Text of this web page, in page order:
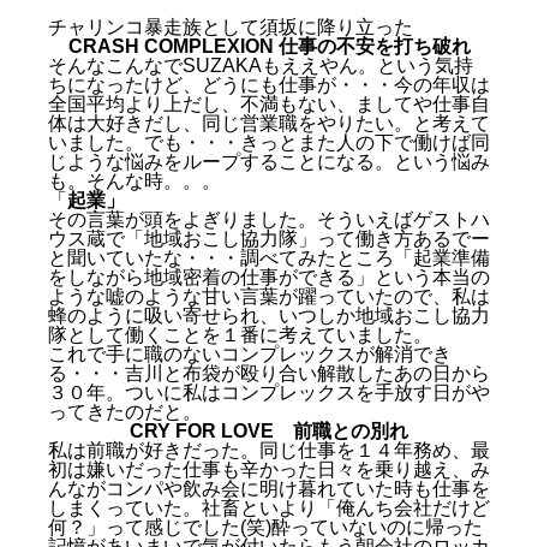
チャリンコ暴走族として須坂に降り立った
CRASH COMPLEXION 仕事の不安を打ち破れ
そんなこんなでSUZAKAもええやん。という気持
ちになったけど、どうにも仕事が・・・今の年収は
全国平均より上だし、不満もない、ましてや仕事自
体は大好きだし、同じ営業職をやりたい。と考えて
いました。でも・・・きっとまた人の下で働けば同
じような悩みをループすることになる。という悩み
も。そんな時。。。
「 起業」
その言葉が頭をよぎりました。そういえばゲストハ
ウス蔵で「地域おこし協力隊」って働き方あるでー
と聞いていたな・・・調べてみたところ「起業準備
をしながら地域密着の仕事ができる」という本当の
ような嘘のような甘い言葉が躍っていたので、私は
蜂のように吸い寄せられ、いつしか地域おこし協力
隊として働くことを１番に考えていました。
これで手に職のないコンプレックスが解消でき
る・・・ 吉川と布袋が殴り合い解散したあの日 から
３０年。ついに私はコンプレックスを手放す日がや
ってきたのだと。
CRY FOR LOVE 前職との別れ
私は前職が好きだった。同じ仕事を１４年務め、最
初は嫌いだった仕事も辛かった日々を乗り越え、み
んながコンパや飲み会に明け暮れていた時も仕事を
しまくっていた。社畜といより「俺んち会社だけど
何？」って感じでした(笑)酔っていないのに帰った